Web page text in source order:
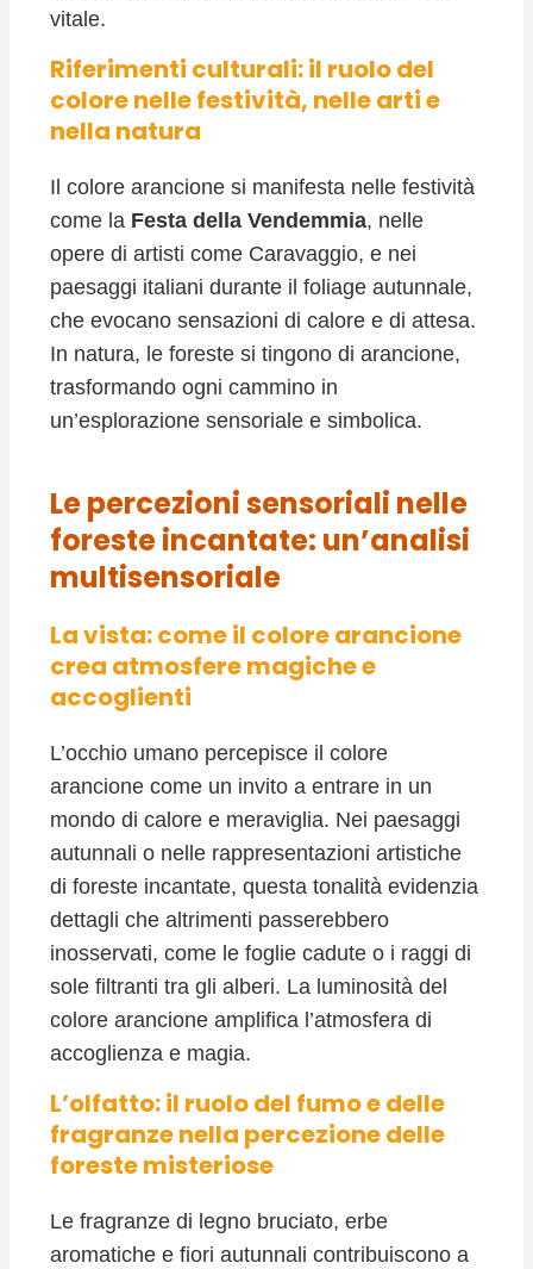
vitale.
Riferimenti culturali: il ruolo del
colore nelle festività, nelle arti e
nella natura
Il colore arancione si manifesta nelle festività
come la Festa della Vendemmia, nelle
opere di artisti come Caravaggio, e nei
paesaggi italiani durante il foliage autunnale,
che evocano sensazioni di calore e di attesa.
In natura, le foreste si tingono di arancione,
trasformando ogni cammino in
un’esplorazione sensoriale e simbolica.
Le percezioni sensoriali nelle
foreste incantate: un’analisi
multisensoriale
La vista: come il colore arancione
crea atmosfere magiche e
accoglienti
L’occhio umano percepisce il colore
arancione come un invito a entrare in un
mondo di calore e meraviglia. Nei paesaggi
autunnali o nelle rappresentazioni artistiche
di foreste incantate, questa tonalità evidenzia
dettagli che altrimenti passerebbero
inosservati, come le foglie cadute o i raggi di
sole filtranti tra gli alberi. La luminosità del
colore arancione amplifica l’atmosfera di
accoglienza e magia.
L’olfatto: il ruolo del fumo e delle
fragranze nella percezione delle
foreste misteriose
Le fragranze di legno bruciato, erbe
aromatiche e fiori autunnali contribuiscono a